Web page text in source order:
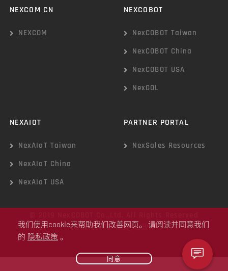
我们使用cookie来帮助我们改善网页。 请阅读并同意我们
的 隐私政策 。
同意
NEXCOM CN
NEXCOM
NEXCOBOT
NexCOBOT Taiwan
NexCOBOT China
NexCOBOT USA
NexGOL
NEXAIOT
NexAIoT Taiwan
NexAIoT China
NexAIoT USA
PARTNER PORTAL
NexSales Resources
Cookie政策 | 隐私政策